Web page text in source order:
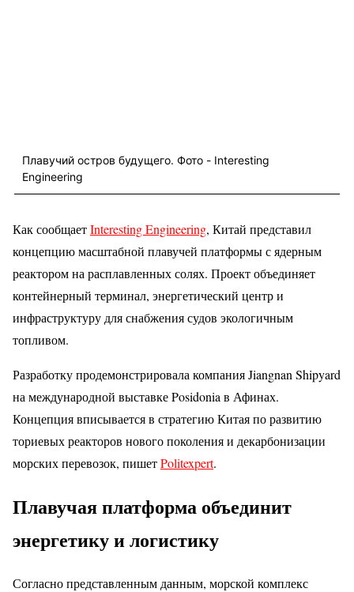
Плавучий остров будущего. Фото - Interesting
Engineering
Как сообщаетInteresting Engineering, Китай представил
концепцию масштабной плавучей платформы с ядерным
реактором на расплавленных солях. Проект объединяет
контейнерный терминал, энергетический центр и
инфраструктуру для снабжения судов экологичным
топливом.
Разработку продемонстрировала компания Jiangnan Shipyard
на международной выставке Posidonia в Афинах.
Концепция вписывается в стратегию Китая по развитию
ториевых реакторов нового поколения и декарбонизации
морских перевозок, пишетPolitexpert.
Плавучая платформа объединит
энергетику и логистику
Согласно представленным данным, морской комплекс